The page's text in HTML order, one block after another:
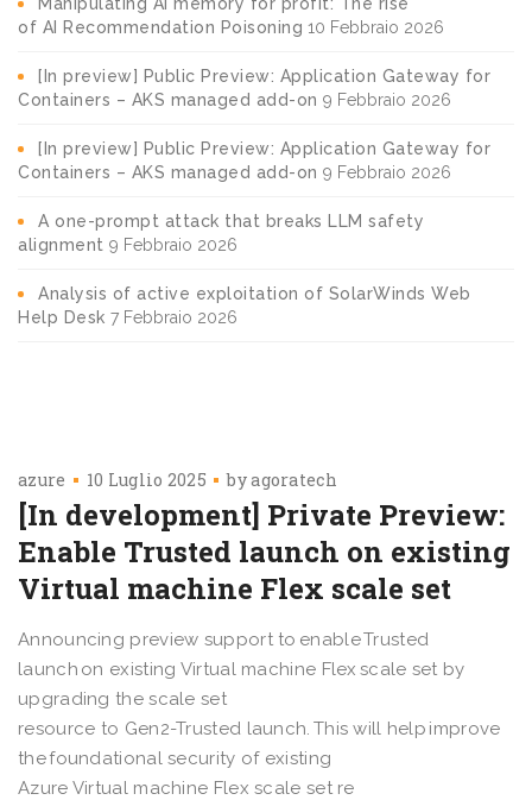
of AI Recommendation Poisoning 10 Febbraio 2026
[In preview] Public Preview: Application Gateway for
Containers – AKS managed add-on 9 Febbraio 2026
[In preview] Public Preview: Application Gateway for
Containers – AKS managed add-on 9 Febbraio 2026
A one-prompt attack that breaks LLM safety
alignment 9 Febbraio 2026
Analysis of active exploitation of SolarWinds Web
Help Desk 7 Febbraio 2026
azure 10 Luglio 2025 byagoratech
[In development] Private Preview:
Enable Trusted launch on existing
Virtual machine Flex scale set
Announcing preview support to enable Trusted
launch on existing Virtual machine Flex scale set by
upgrading the scale set
resource to Gen2-Trusted launch. This will help improve
the foundational security of existing
Azure Virtual machine Flex scale set re